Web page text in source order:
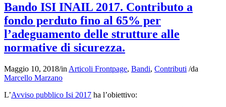
Bando ISI INAIL 2017. Contributo a
fondo perduto fino al 65% per
l’adeguamento delle strutture alle
normative di sicurezza.
Maggio 10, 2018/in Articoli Frontpage, Bandi, Contributi /da
Marcello Marzano
L’Avviso pubblico Isi 2017 ha l’obiettivo: